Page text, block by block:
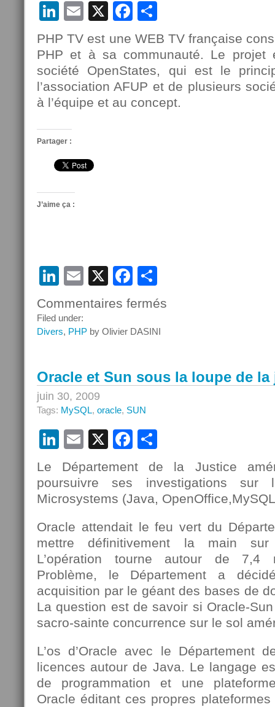
LinkedIn
Email
X Facebook
PHP TV est une WEB TV française
PHP et à sa communauté. Le projet
société OpenStates, qui est le
l’association AFUP et de plusieurs
à l’équipe et au concept.
Partager :
J’aime ça :
LinkedIn
Email
X Facebook
Commentaires fermés
la
Filed under:
Divers, PHP by Olivier DASINI
Oracle et Sun sous la loupe de
juin 30, 2009
Tags: MySQL, oracle, SUN
LinkedIn
Email
X Facebook
Le Département de la Justice
poursuivre ses investigations sur
Microsystems (Java,
Oracle attendait le feu vert du
mettre définitivement la main sur
L’opération tourne autour de 7,4
Problème, le Département a
acquisition par le géant des bases de
La question est de savoir si Oracle-
sacro-sainte concurrence sur le sol
L’os d’Oracle avec le Département
licences autour de Java. Le langage
de programmation et une
Oracle éditant ces propres